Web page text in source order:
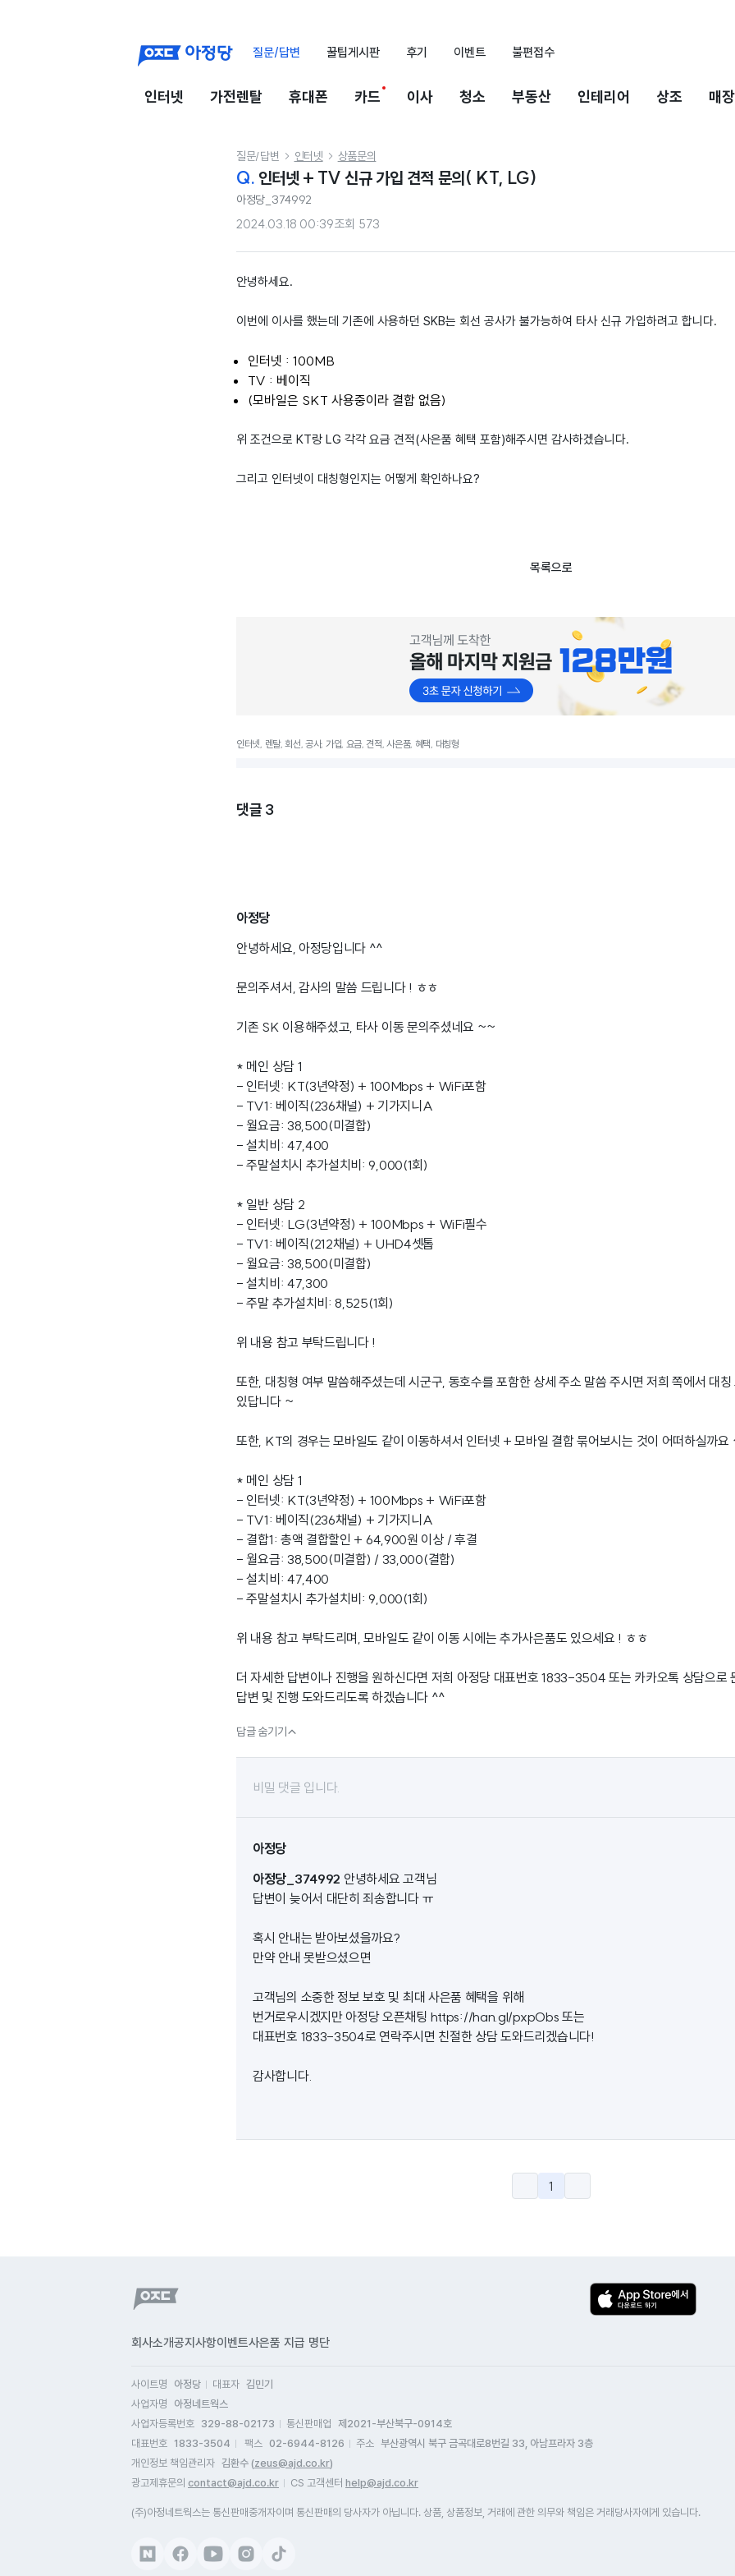
질문/답변 꿀팁게시판 후기 이벤트 불편접수
인터넷 가전렌탈 휴대폰 카드 이사 청소 부동산 인테리어 상조 매
질문/답변  인터넷  상품문의
Q. 인터넷 + TV 신규 가입 견적 문의( KT, LG)
아정당_374992
2024.03.18 00:39조회 573
안녕하세요.
이번에 이사를 했는데 기존에 사용하던 SKB는 회선 공사가 불가능하여 타사 신규 가입하려고 합니다.
인터넷 : 100MB
TV : 베이직
(모바일은 SKT 사용중이라 결합 없음)
위 조건으로 KT랑 LG 각각 요금 견적(사은품 혜택 포함)해주시면 감사하겠습니다.
그리고 인터넷이 대칭형인지는 어떻게 확인하나요?
목록으로
인터넷, 렌탈, 회선, 공사, 가입, 요금, 견적, 사은품, 혜택, 대칭형
댓글 3
아정당
안녕하세요, 아정당입니다 ^^
문의주셔서, 감사의 말씀 드립니다 ! ㅎㅎ
기존 SK 이용해주셨고, 타사 이동 문의주셨네요 ~~
* 메인 상담 1
- 인터넷: KT(3년약정) + 100Mbps + WiFi포함
- TV1: 베이직(236채널) + 기가지니A
- 월요금: 38,500(미결합)
- 설치비: 47,400
- 주말설치시 추가설치비: 9,000(1회)
* 일반 상담 2
- 인터넷: LG(3년약정) + 100Mbps + WiFi필수
- TV1: 베이직(212채널) + UHD4셋톱
- 월요금: 38,500(미결합)
- 설치비: 47,300
- 주말 추가설치비: 8,525(1회)
위 내용 참고 부탁드립니다 !
또한, 대칭형 여부 말씀해주셨는데 시군구, 동호수를 포함한 상세 주소 말씀 주시면 저희 쪽에서 대
있답니다 ~
또한, KT의 경우는 모바일도 같이 이동하셔서 인터넷 + 모바일 결합 묶어보시는 것이 어떠하실까요
* 메인 상담 1
- 인터넷: KT(3년약정) + 100Mbps + WiFi포함
- TV1: 베이직(236채널) + 기가지니A
- 결합1: 총액 결합할인 + 64,900원 이상 / 후결
- 월요금: 38,500(미결합) / 33,000(결합)
- 설치비: 47,400
- 주말설치시 추가설치비: 9,000(1회)
위 내용 참고 부탁드리며, 모바일도 같이 이동 시에는 추가사은품도 있으세요 ! ㅎㅎ
더 자세한 답변이나 진행을 원하신다면 저희 아정당 대표번호 1833-3504 또는 카카오톡 상담으로
답변 및 진행 도와드리도록 하겠습니다 ^^
답글 숨기기
비밀 댓글 입니다.
아정당
아정당_374992 안녕하세요 고객님
답변이 늦어서 대단히 죄송합니다 ㅠ
혹시 안내는 받아보셨을까요?
만약 안내 못받으셨으면
고객님의 소중한 정보 보호 및 최대 사은품 혜택을 위해
번거로우시겠지만 아정당 오픈채팅 https://han.gl/pxpObs 또는
대표번호 1833-3504로 연락주시면 친절한 상담 도와드리겠습니다!
감사합니다.
1
회사소개공지사항이벤트사은품 지급 명단
사이트명 아정당 대표자 김민기
사업자명
아정네트웍스
사업자등록번호 329-88-02173 통신판매업
제2021-부산북구-0914호
대표번호 1833-3504 팩스 02-6944-8126 주소 부산광역시 북구 금곡대로8번길 33, 아남프라자 3층
개인정보 책임관리자 김환수 (zeus@ajd.co.kr)
광고제휴문의 contact@ajd.co.kr CS 고객센터 help@ajd.co.kr
(주)아정네트웍스는 통신판매중개자이며 통신판매의 당사자가 아닙니다. 상품, 상품정보, 거래에 관한 의무와 책임은 거래당사자에게 있습니다.